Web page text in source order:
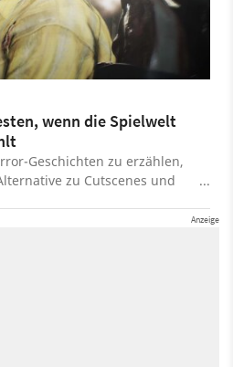
wenn die Spielwelt
Geschichten zu erzählen,
zu Cutscenes und